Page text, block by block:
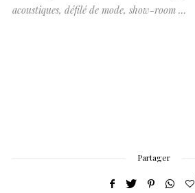
acoustiques, défilé de mode, show-room …
Partager